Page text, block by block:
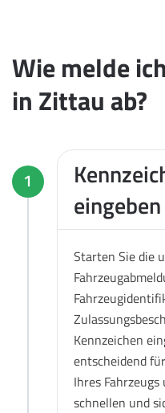
Wie melde
in Zittau ab?
1
eingeben
Starten Sie die
Kennzeichen
entscheidend
Ihres
schnellen und